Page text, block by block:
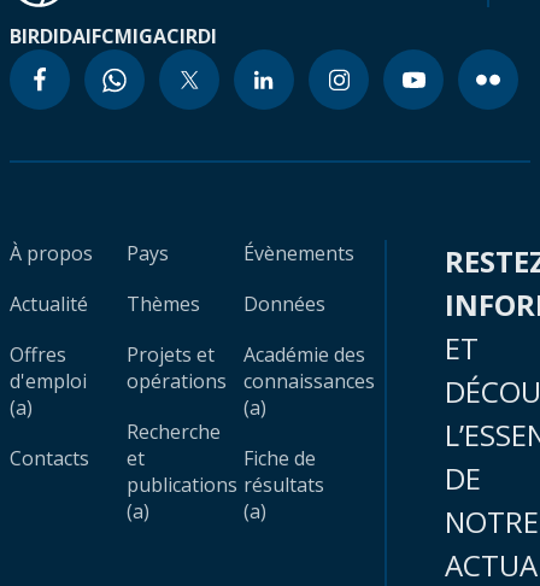
BIRDIDAIFCMIGACIRDI
À propos
Actualité
Offres
d'emploi
(a)
Contacts
Pays
Thèmes
Projets et
opérations
Recherche
et
publications
(a)
Évènements
Données
Académie des
connaissances
(a)
Fiche de
résultats
(a)
ET
DE
NOTRE